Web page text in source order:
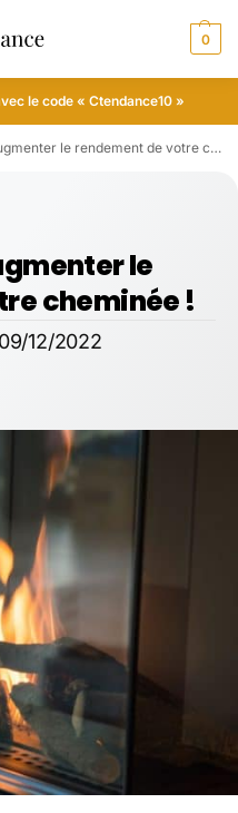
0
le code « Ctendance10 »
le rendement de votre cheminée !
le
cheminée !
12/2022